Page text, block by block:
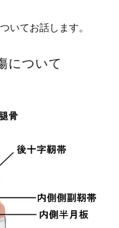
いてお話します。
について